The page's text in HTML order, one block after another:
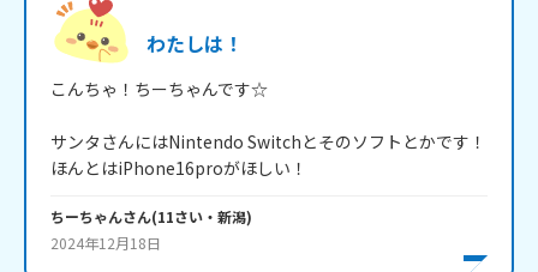
わたしは！
こんちゃ！ちーちゃんです☆
サンタさんにはNintendo Switchとそのソフトとかです！
ほんとはiPhone16proがほしい！
ちーちゃんさん(11さい・ 新潟)
2024年12月18日